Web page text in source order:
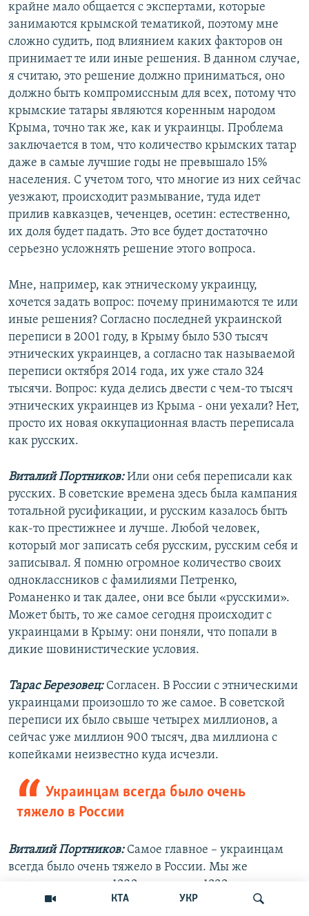
КТА УКР
крайне мало общается с экспертами, которые
занимаются крымской тематикой, поэтому мне
сложно судить, под влиянием каких факторов он
принимает те или иные решения. В данном случае,
я считаю, это решение должно приниматься, оно
должно быть компромиссным для всех, потому что
крымские татары являются коренным народом
Крыма, точно так же, как и украинцы. Проблема
заключается в том, что количество крымских татар
даже в самые лучшие годы не превышало 15%
населения. С учетом того, что многие из них сейчас
уезжают, происходит размывание, туда идет
прилив кавказцев, чеченцев, осетин: естественно,
их доля будет падать. Это все будет достаточно
серьезно усложнять решение этого вопроса.
Мне, например, как этническому украинцу,
хочется задать вопрос: почему принимаются те или
иные решения? Согласно последней украинской
переписи в 2001 году, в Крыму было 530 тысяч
этнических украинцев, а согласно так называемой
переписи октября 2014 года, их уже стало 324
тысячи. Вопрос: куда делись двести с чем-то тысяч
этнических украинцев из Крыма - они уехали? Нет,
просто их новая оккупационная власть переписала
как русских.
Виталий Портников:Или они себя переписали как
русских. В советские времена здесь была кампания
тотальной русификации, и русским казалось быть
как-то престижнее и лучше. Любой человек,
который мог записать себя русским, русским себя и
записывал. Я помню огромное количество своих
одноклассников с фамилиями Петренко,
Романенко и так далее, они все были «русскими».
Может быть, то же самое сегодня происходит с
украинцами в Крыму: они поняли, что попали в
дикие шовинистические условия.
Тарас Березовец: Согласен. В России с этническими
украинцами произошло то же самое. В советской
переписи их было свыше четырех миллионов, а
сейчас уже миллион 900 тысяч, два миллиона с
копейками неизвестно куда исчезли.
Украинцам всегда было очень
тяжело в России
Виталий Портников:Самое главное – украинцам
всегда было очень тяжело в России. Мы же
создавали в конце 1980-х – начале 1990-х годов
общество украинской культуры в Славутиче,